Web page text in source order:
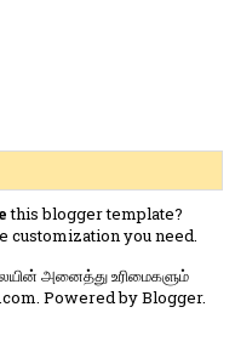
this blogger template?
customization you need.
அனைத்து உரிமைகளும்
Powered byBlogger.